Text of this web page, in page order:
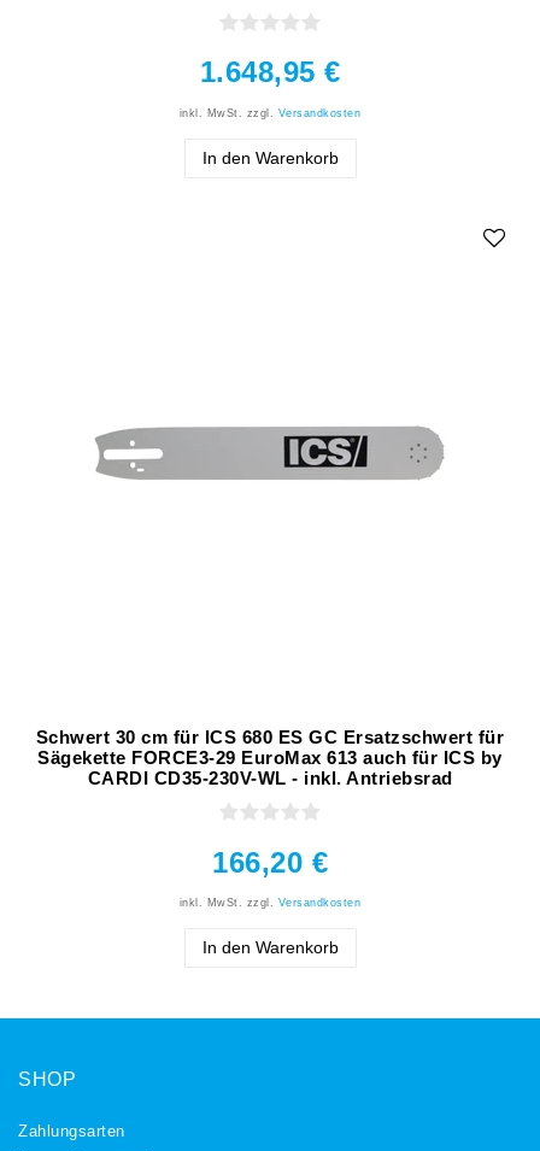
1.648,95 €
inkl. MwSt. zzgl. Versandkosten
In den Warenkorb
Schwert 30 cm für ICS 680 ES GC Ersatzschwert für
Sägekette FORCE3-29 EuroMax 613 auch für ICS by
CARDI CD35-230V-WL - inkl. Antriebsrad
166,20 €
inkl. MwSt. zzgl. Versandkosten
In den Warenkorb
SHOP
Zahlungsarten